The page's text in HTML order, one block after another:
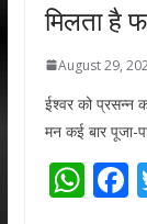
मिलता है
August 29,
ईश्वर को प्रसन्न
मन कई बार पूजा-
W F